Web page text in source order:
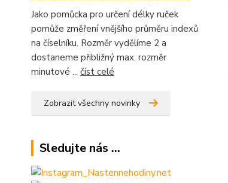
Jako pomůcka pro určení délky ruček
pomůže změření vnějšího průměru indexů
na číselníku. Rozměr vydělíme 2 a
dostaneme přibližný max. rozměr
minutové ... číst celé
Zobrazit všechny novinky
Sledujte nás ...